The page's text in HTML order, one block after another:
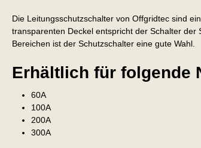
Die Leitungsschutzschalter von Offgridtec sind
transparenten Deckel entspricht der Schalter
Bereichen ist der Schutzschalter eine gute Wahl.
Erhältlich für folgende
60A
100A
200A
300A